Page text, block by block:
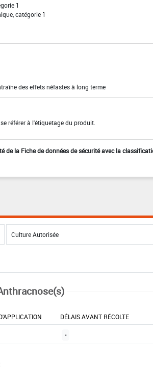
1
catégorie 1
des effets néfastes à long terme
référer à l'étiquetage du produit.
de la Fiche de données de sécurité avec la
DÉLAIS AVANT RÉCOLTE
-